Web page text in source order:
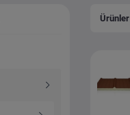
Ürünler